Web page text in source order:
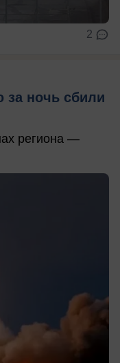
2
за ночь сбили
региона —